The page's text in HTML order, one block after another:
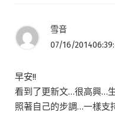
雪音
07/16/
早安!!
看到了更新文…很高興…
照著自己的步調…一樣支